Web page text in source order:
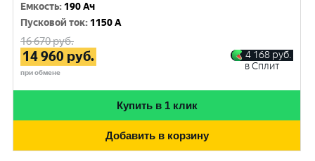
Емкость: 190 Ач
Пусковой ток: 1150 A
16 670руб.
14 960 руб.
при обмене
4 168 руб.
в Сплит
Купить в 1 клик
Добавить в корзину